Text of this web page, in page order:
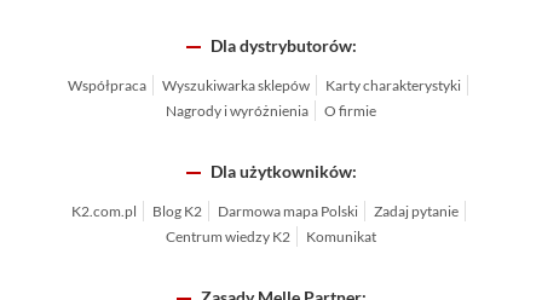
Dla dystrybutorów:
Współpraca Wyszukiwarka sklepów
Karty charakterystyki
Nagrody i wyróżnienia
O firmie
Dla użytkowników:
K2.com.pl Blog K2 Darmowa mapa Polski
Zadaj pytanie
Centrum wiedzy K2
Komunikat